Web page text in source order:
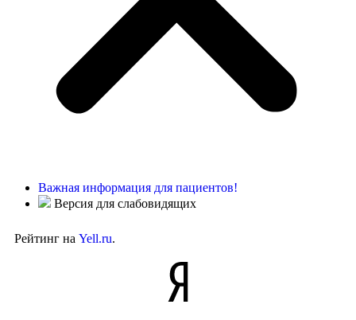
Важная информация для пациентов!
Версия для слабовидящих
Рейтинг на Yell.ru.